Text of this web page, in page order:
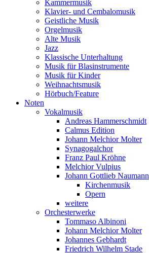
Kammermusik
Klavier- und Cembalomusik
Geistliche Musik
Orgelmusik
Alte Musik
Jazz
Klassische Unterhaltung
Musik für Blasinstrumente
Musik für Kinder
Weihnachtsmusik
Hörbuch/Feature
Noten
Vokalmusik
Andreas Hammerschmidt
Calmus Edition
Johann Melchior Molter
Synagogalchor
Franz Paul Kröhne
Melchior Vulpius
Johann Gottlieb Naumann
Kirchenmusik
Opern
weitere
Orchesterwerke
Tommaso Albinoni
Johann Melchior Molter
Johannes Gebhardt
Friedrich Wilhelm Stade